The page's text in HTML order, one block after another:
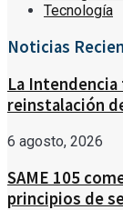
Tecnología
Noticias
La
reinstalación
6 agosto, 2026
SAME 105
principios de